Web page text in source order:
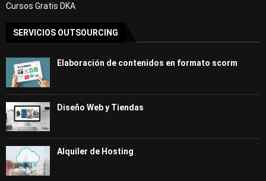
Cursos Gratis DKA
SERVICIOS OUTSOURCING
Elaboración de contenidos en formato scorm
Diseño Web y Tiendas
Alquiler de Hosting